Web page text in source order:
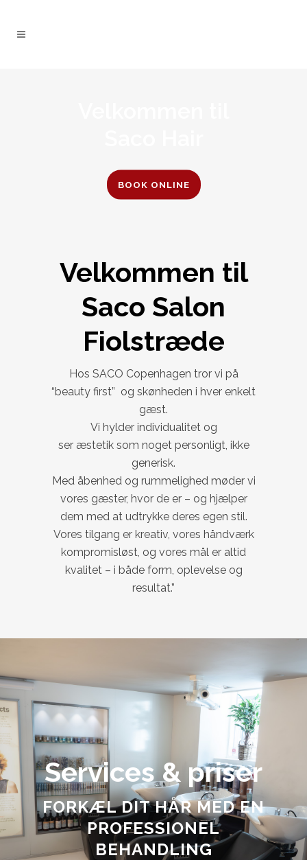
BOOK ONLINE
Velkommen til
Saco Salon
Fiolstræde
Hos SACO Copenhagen tror vi på
“beauty first” og skønheden i hver enkelt
gæst.
Vi hylder individualitet og
ser æstetik som noget personligt, ikke
generisk.
Med åbenhed og rummelighed møder vi
vores gæster, hvor de er – og hjælper
dem med at udtrykke deres egen stil.
Vores tilgang er kreativ, vores håndværk
kompromisløst, og vores mål er altid
kvalitet – i både form, oplevelse og
resultat.”
Services & priser
FORKÆL DIT HÅR MED EN
PROFESSIONEL
BEHANDLING